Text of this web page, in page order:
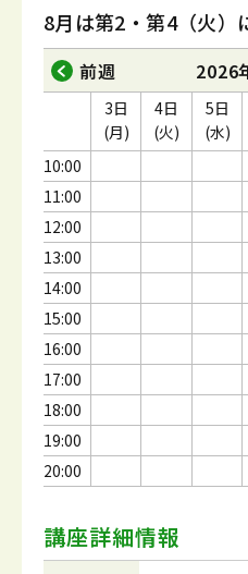
8月は第2・第4（火）
前週 2026
10:00
11:00
12:00
13:00
14:00
15:00
16:00
17:00
18:00
19:00
20:00
3日
(月)
4日
(火)
5日
(水)
講座詳細情報